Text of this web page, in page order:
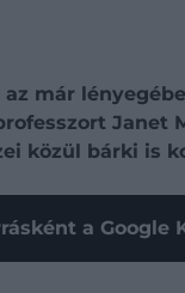
már
Janet
közül bárki is
a Google